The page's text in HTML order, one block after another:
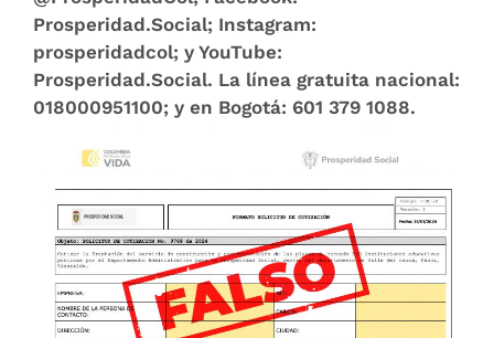
Prosperidad.Social; Instagram:
prosperidadcol; y YouTube:
Prosperidad.Social. La línea gratuita nacional:
018000951100; y en Bogotá: 601 379 1088.